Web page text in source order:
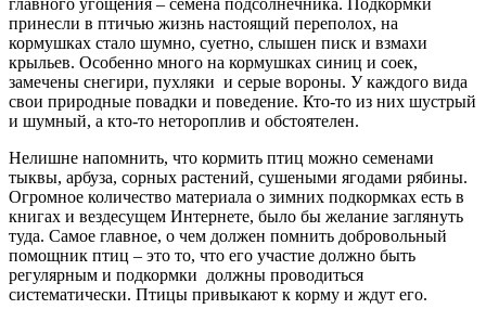
принесли в птичью жизнь настоящий переполох, на
кормушках стало шумно, суетно, слышен писк и взмахи
крыльев. Особенно много на кормушках синиц и соек,
замечены снегири, пухляки и серые вороны. У каждого вида
свои природные повадки и поведение. Кто-то из них шустрый
и шумный, а кто-то нетороплив и обстоятелен.
Нелишне напомнить, что кормить птиц можно семенами
тыквы, арбуза, сорных растений, сушеными ягодами рябины.
Огромное количество материала о зимних подкормках есть в
книгах и вездесущем Интернете, было бы желание заглянуть
туда. Самое главное, о чем должен помнить добровольный
помощник птиц – это то, что его участие должно быть
регулярным и подкормки должны проводиться
систематически. Птицы привыкают к корму и ждут его.